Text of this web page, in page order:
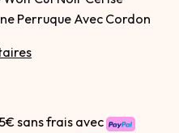
Perruque Avec Cordon
sans frais avec